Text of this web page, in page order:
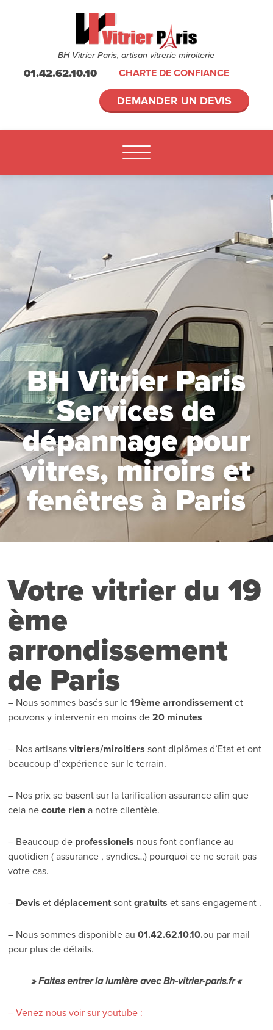
BH Vitrier Paris, artisan vitrerie miroiterie
01.42.62.10.10 CHARTE DE CONFIANCE
DEMANDER UN DEVIS
BH Vitrier Paris
Services de
dépannage pour
vitres, miroirs et
fenêtres à Paris
Votre vitrier du 19
ème
arrondissement
de Paris
– Nous sommes basés sur le19ème arrondissementet
pouvons y intervenir en moins de20 minutes
– Nos artisansvitriers/miroitiers sont diplômes d’Etat et ont
beaucoup d’expérience sur le terrain.
– Nos prix se basent sur la tarification assurance afin que
cela necoute rien a notre clientèle.
– Beaucoup de professionels nous font confiance au
quotidien ( assurance , syndics…) pourquoi ce ne serait pas
votre cas.
– Devis etdéplacementsontgratuits et sans engagement .
– Nous sommes disponible au01.42.62.10.10.ou par mail
pour plus de détails.
» Faites entrer la lumière avecBh-vitrier-paris.fr«
– Venez nous voir sur youtube :